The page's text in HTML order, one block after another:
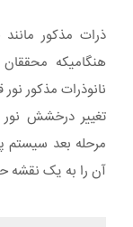
ذرات مذکور
هنگامیکه
نانوذرات مذکور
تغییر درخشش
مرحله بعد
آن را به یک نقشه